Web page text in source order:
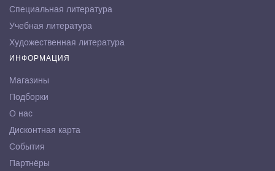
Специальная литература
Учебная литература
Художественная литература
ИНФОРМАЦИЯ
Магазины
Подборки
О нас
Дисконтная карта
События
Партнёры